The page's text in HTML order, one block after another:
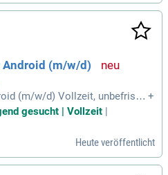
Android (m/w/d)
(m/w/d) Vollzeit, unbefriste
Erfurt,
Deine Aufgaben: Entwi
+
gesucht | Vollzeit
Heute veröffentlicht